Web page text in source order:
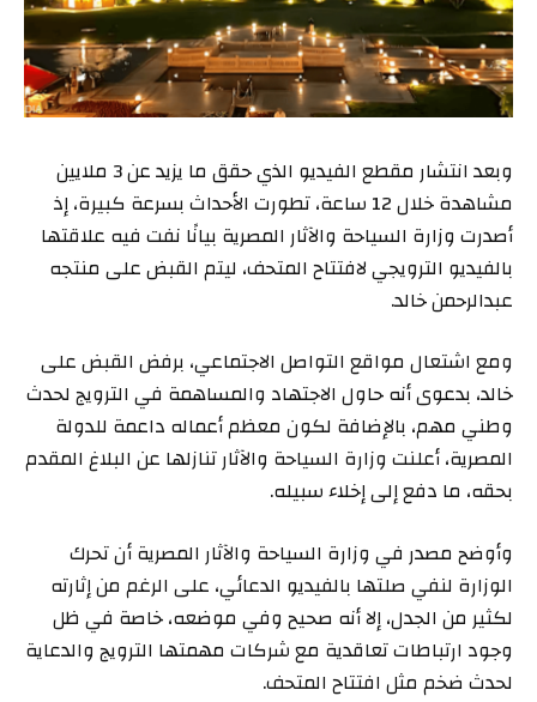
وبعد انتشار مقطع الفيديو الذي حقق ما يزيد عن 3 ملايين
مشاهدة خلال 12 ساعة، تطورت الأحداث بسرعة كبيرة، إذ
أصدرت وزارة السياحة والآثار المصرية بيانًا نفت فيه علاقتها
بالفيديو الترويجي لافتتاح المتحف، ليتم القبض على منتجه
عبدالرحمن خالد.
ومع اشتعال مواقع التواصل الاجتماعي، برفض القبض على
خالد، بدعوى أنه حاول الاجتهاد والمساهمة في الترويج لحدث
وطني مهم، بالإضافة لكون معظم أعماله داعمة للدولة
المصرية، أعلنت وزارة السياحة والآثار تنازلها عن البلاغ المقدم
بحقه، ما دفع إلى إخلاء سبيله.
وأوضح مصدر في وزارة السياحة والآثار المصرية أن تحرك
الوزارة لنفي صلتها بالفيديو الدعائي، على الرغم من إثارته
لكثير من الجدل، إلا أنه صحيح وفي موضعه، خاصة في ظل
وجود ارتباطات تعاقدية مع شركات مهمتها الترويج والدعاية
لحدث ضخم مثل افتتاح المتحف.